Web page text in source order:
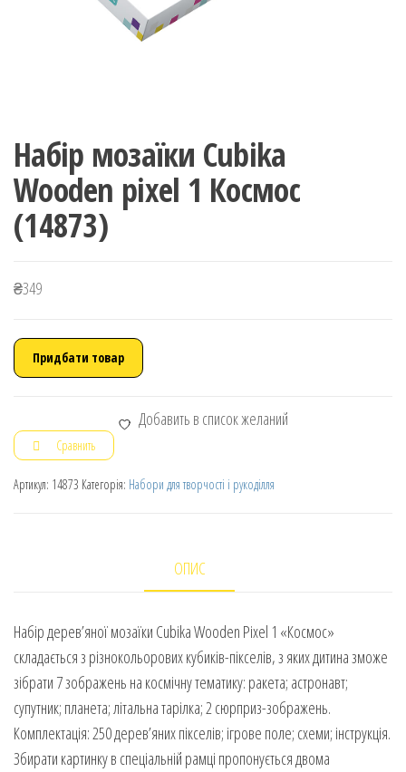
Набір мозаїки Cubika
Wooden pixel 1 Космос
(14873)
₴349
Придбати товар
Добавить в список желаний
Сравнить
Артикул: 14873 Категорія: Набори для творчості і рукоділля
ОПИС
Набір дерев’яної мозаїки Cubika Wooden Pixel 1 «Космос»
складається з різнокольорових кубиків-пікселів, з яких дитина зможе
зібрати 7 зображень на космічну тематику: ракета; астронавт;
супутник; планета; літальна тарілка; 2 сюрприз-зображень.
Комплектація: 250 дерев’яних пікселів; ігрове поле; схеми; інструкція.
Збирати картинку в спеціальній рамці пропонується двома